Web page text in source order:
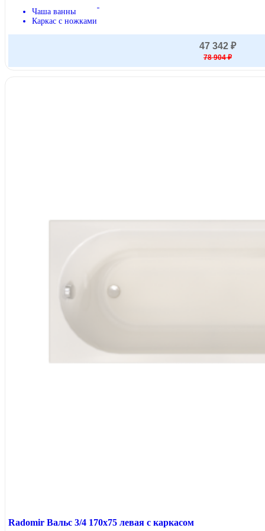
Чаша ванны
Каркас с ножками
47 342 ₽
78 904 ₽
Radomir Вальс 3/4 170x75 левая с каркасом